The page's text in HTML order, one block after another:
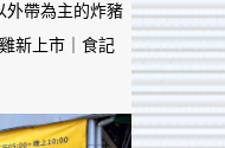
外帶為主的炸豬
新上市｜食記